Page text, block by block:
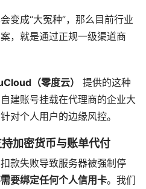
变成“大冤种”，那么目前行业
，就是通过正规一级渠道商
（零度云）
提供的这种
建账号挂载在代理商的企业大
对个人用户的边缘风控。
加密货币与账单代付
款失败导致服务器被强制停
要绑定任何个人信用卡。我们